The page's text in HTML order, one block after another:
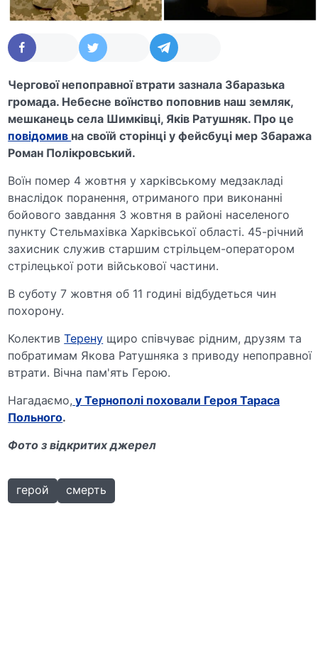
Чергової непоправної втрати зазнала Збаразька
громада. Небесне воїнство поповнив наш земляк,
мешканець села Шимківці, Яків Ратушняк. Про це
повідомив на своїй сторінці у фейсбуці мер Збаража
Роман Полікровський.
Воїн помер 4 жовтня у харківському медзакладі
внаслідок поранення, отриманого при виконанні
бойового завдання 3 жовтня в районі населеного
пункту Стельмахівка Харківської області. 45-річний
захисник служив старшим стрільцем-оператором
стрілецької роти військової частини.
В суботу 7 жовтня об 11 годині відбудеться чин
похорону.
КолективТерену щиро співчуває рідним, друзям та
побратимам Якова Ратушняка з приводу непоправної
втрати. Вічна пам'ять Герою.
Нагадаємо, у Тернополі поховали Героя Тараса
Польного.
Фото з відкритих джерел
герой смерть